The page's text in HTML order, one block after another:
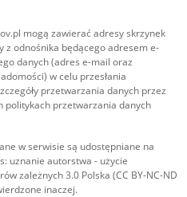
mogą zawierać adresy skrzynek
z odnośnika będącego adresem e-
danych (adres e-mail oraz
w celu przesłania
przetwarzania danych przez
politykach przetwarzania danych
w serwisie są udostępniane na
uznanie autorstwa - użycie
zależnych 3.0 Polska (CC BY-NC-ND
inaczej.